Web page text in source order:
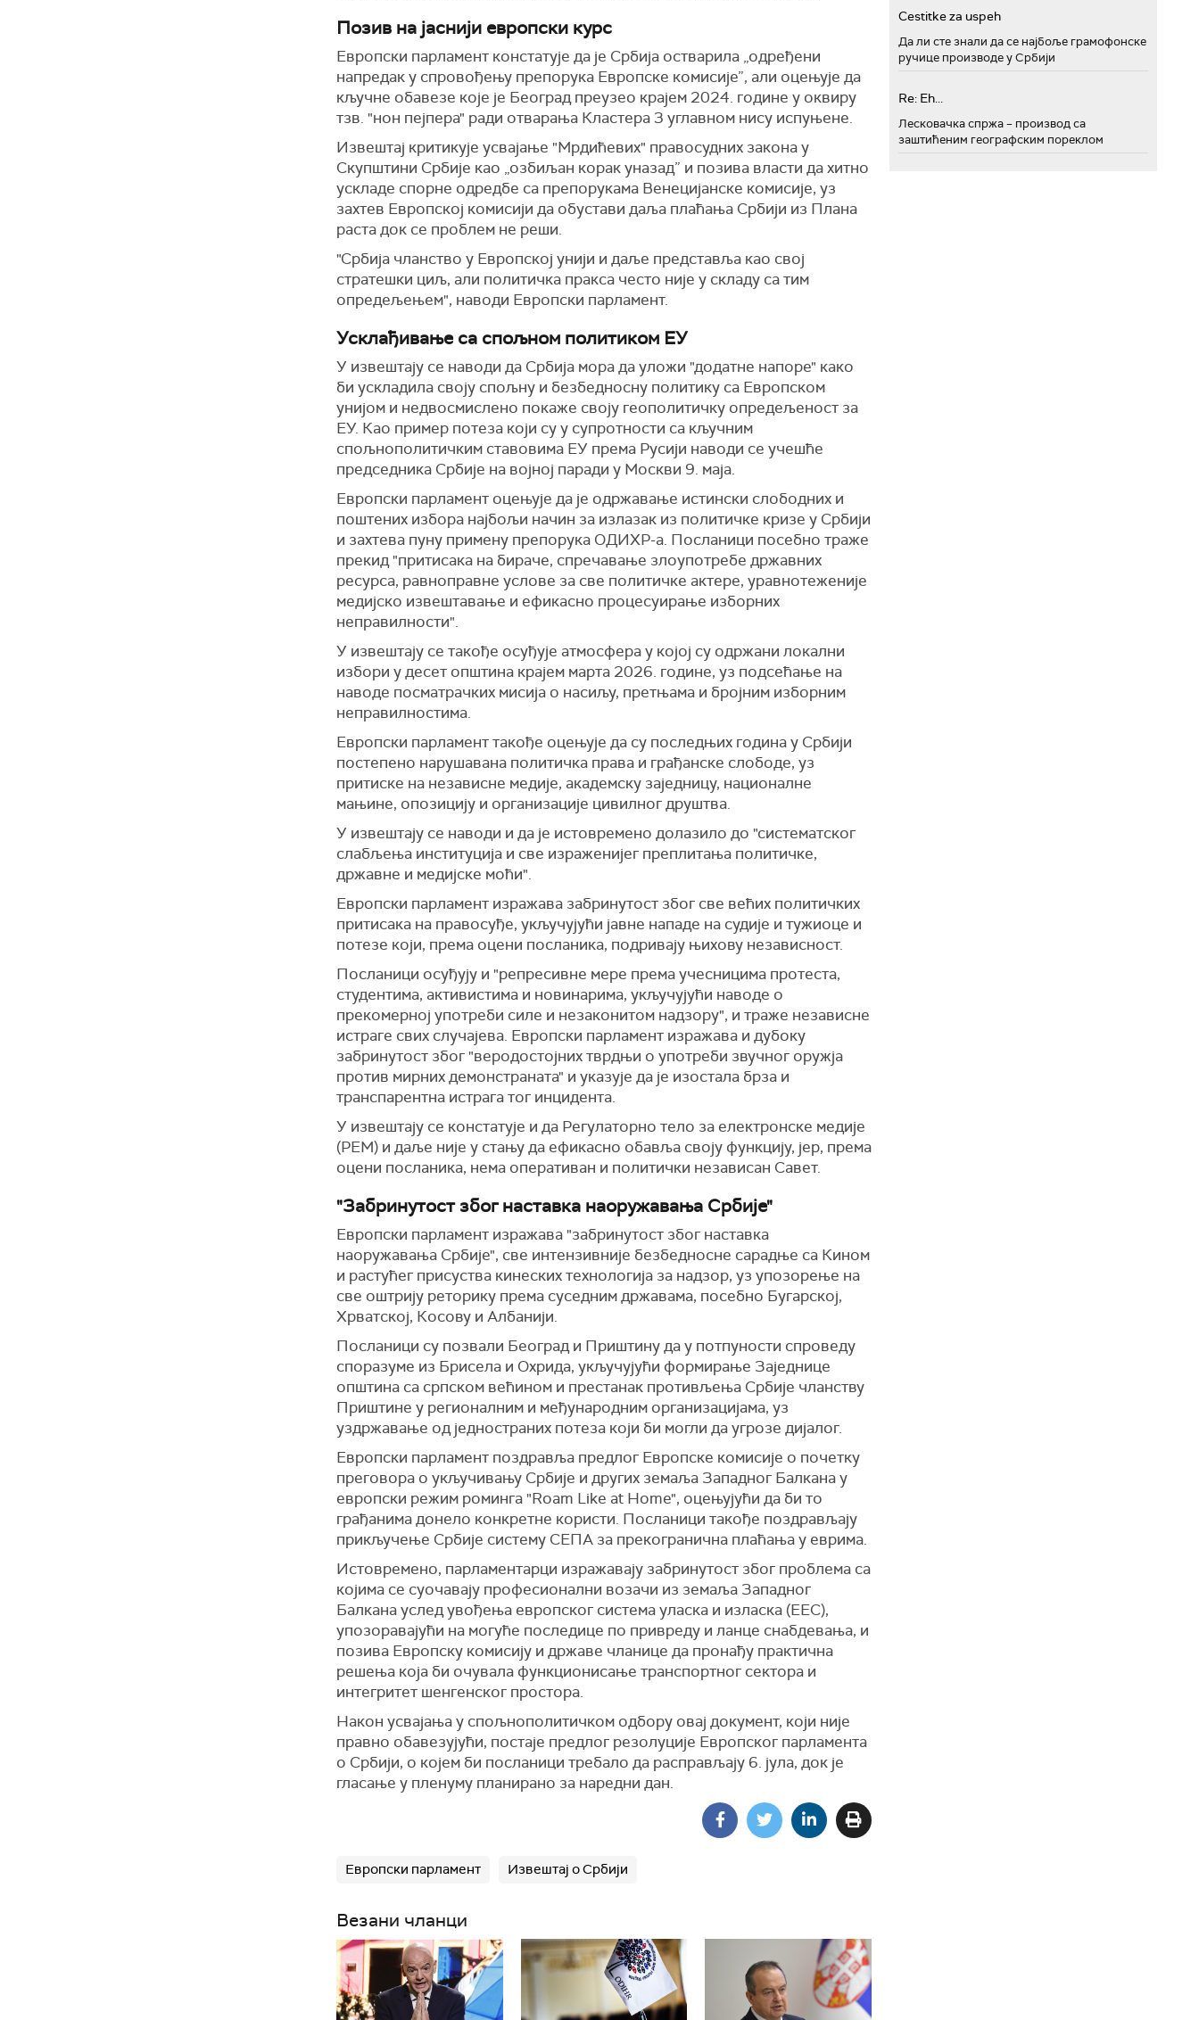
Позив на јаснији европски курс
Европски парламент констатује да је Србија остварила „одређени
напредак у спровођењу препорука Европске комисије”, али оцењује да
кључне обавезе које је Београд преузео крајем 2024. године у оквиру
тзв. "нон пејпера" ради отварања Кластера 3 углавном нису испуњене.
Извештај критикује усвајање "Мрдићевих" правосудних закона у
Скупштини Србије као „озбиљан корак уназад” и позива власти да хитно
ускладе спорне одредбе са препорукама Венецијанске комисије, уз
захтев Европској комисији да обустави даља плаћања Србији из Плана
раста док се проблем не реши.
"Србија чланство у Европској унији и даље представља као свој
стратешки циљ, али политичка пракса често није у складу са тим
опредељењем", наводи Европски парламент.
Усклађивање са спољном политиком ЕУ
У извештају се наводи да Србија мора да уложи "додатне напоре" како
би ускладила своју спољну и безбедносну политику са Европском
унијом и недвосмислено покаже своју геополитичку опредељеност за
ЕУ. Као пример потеза који су у супротности са кључним
спољнополитичким ставовима ЕУ према Русији наводи се учешће
председника Србије на војној паради у Москви 9. маја.
Европски парламент оцењује да је одржавање истински слободних и
поштених избора најбољи начин за излазак из политичке кризе у Србији
и захтева пуну примену препорука ОДИХР-а. Посланици посебно траже
прекид "притисака на бираче, спречавање злоупотребе државних
ресурса, равноправне услове за све политичке актере, уравнотеженије
медијско извештавање и ефикасно процесуирање изборних
неправилности".
У извештају се такође осуђује атмосфера у којој су одржани локални
избори у десет општина крајем марта 2026. године, уз подсећање на
наводе посматрачких мисија о насиљу, претњама и бројним изборним
неправилностима.
Европски парламент такође оцењује да су последњих година у Србији
постепено нарушавана политичка права и грађанске слободе, уз
притиске на независне медије, академску заједницу, националне
мањине, опозицију и организације цивилног друштва.
У извештају се наводи и да је истовремено долазило до "систематског
слабљења институција и све израженијег преплитања политичке,
државне и медијске моћи".
Европски парламент изражава забринутост због све већих политичких
притисака на правосуђе, укључујући јавне нападе на судије и тужиоце и
потезе који, према оцени посланика, подривају њихову независност.
Посланици осуђују и "репресивне мере према учесницима протеста,
студентима, активистима и новинарима, укључујући наводе о
прекомерној употреби силе и незаконитом надзору", и траже независне
истраге свих случајева. Европски парламент изражава и дубоку
забринутост због "веродостојних тврдњи о употреби звучног оружја
против мирних демонстраната" и указује да је изостала брза и
транспарентна истрага тог инцидента.
У извештају се констатује и да Регулаторно тело за електронске медије
(РЕМ) и даље није у стању да ефикасно обавља своју функцију, јер, према
оцени посланика, нема оперативан и политички независан Савет.
"Забринутост због наставка наоружавања Србије"
Европски парламент изражава "забринутост због наставка
наоружавања Србије", све интензивније безбедносне сарадње са Кином
и растућег присуства кинеских технологија за надзор, уз упозорење на
све оштрију реторику према суседним државама, посебно Бугарској,
Хрватској, Косову и Албанији.
Посланици су позвали Београд и Приштину да у потпуности спроведу
споразуме из Брисела и Охрида, укључујући формирање Заједнице
општина са српском већином и престанак противљења Србије чланству
Приштине у регионалним и међународним организацијама, уз
уздржавање од једностраних потеза који би могли да угрозе дијалог.
Европски парламент поздравља предлог Европске комисије о почетку
преговора о укључивању Србије и других земаља Западног Балкана у
европски режим роминга "Roam Like at Home", оцењујући да би то
грађанима донело конкретне користи. Посланици такође поздрављају
прикључење Србије систему СЕПА за прекогранична плаћања у еврима.
Истовремено, парламентарци изражавају забринутост због проблема са
којима се суочавају професионални возачи из земаља Западног
Балкана услед увођења европског система уласка и изласка (ЕЕС),
упозоравајући на могуће последице по привреду и ланце снабдевања, и
позива Европску комисију и државе чланице да пронађу практична
решења која би очувала функционисање транспортног сектора и
интегритет шенгенског простора.
Након усвајања у спољнополитичком одбору овај документ, који није
правно обавезујући, постаје предлог резолуције Европског парламента
о Србији, о којем би посланици требало да расправљају 6. јула, док је
гласање у пленуму планирано за наредни дан.
Европски парламент Извештај о Србији
Везани чланци
Cestitke za uspeh
Да ли сте знали да се најбоље грамофонске
ручице производе у Србији
Re: Eh...
Лесковачка спржа – производ са
заштићеним географским пореклом